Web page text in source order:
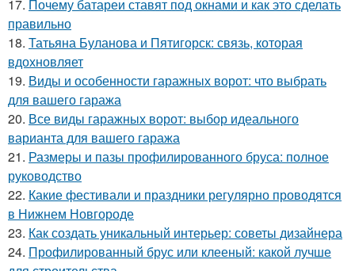
17. Почему батареи ставят под окнами и как это сделать
правильно
18. Татьяна Буланова и Пятигорск: связь, которая
вдохновляет
19. Виды и особенности гаражных ворот: что выбрать
для вашего гаража
20. Все виды гаражных ворот: выбор идеального
варианта для вашего гаража
21. Размеры и пазы профилированного бруса: полное
руководство
22. Какие фестивали и праздники регулярно проводятся
в Нижнем Новгороде
23. Как создать уникальный интерьер: советы дизайнера
24. Профилированный брус или клееный: какой лучше